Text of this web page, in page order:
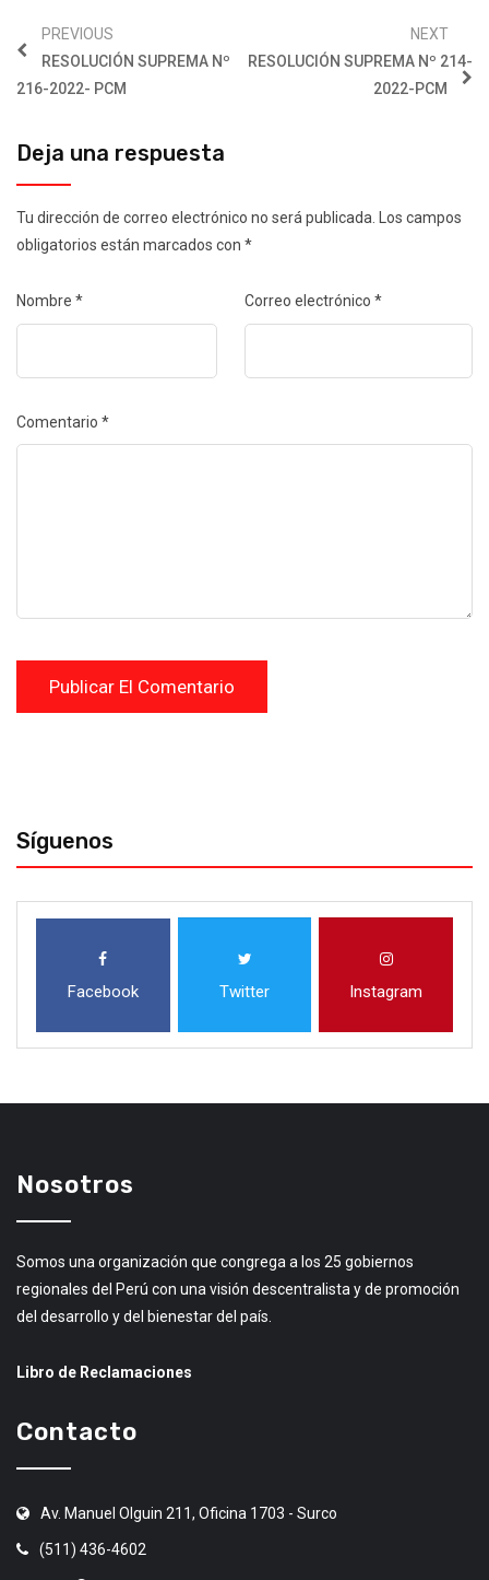
PREVIOUS
RESOLUCIÓN SUPREMA Nº
216-2022- PCM
NEXT
RESOLUCIÓN SUPREMA Nº 214-
2022-PCM
Deja una respuesta
Tu dirección de correo electrónico no será publicada.
Los campos
obligatorios están marcados con *
Nombre * Correo electrónico *
Comentario *
Síguenos
Facebook Twitter Instagram
Nosotros
Somos una organización que congrega a los 25 gobiernos
regionales del Perú con una visión descentralista y de promoción
del desarrollo y del bienestar del país.
Libro de Reclamaciones
Contacto
Av. Manuel Olguin 211, Oficina 1703 - Surco
(511) 436-4602